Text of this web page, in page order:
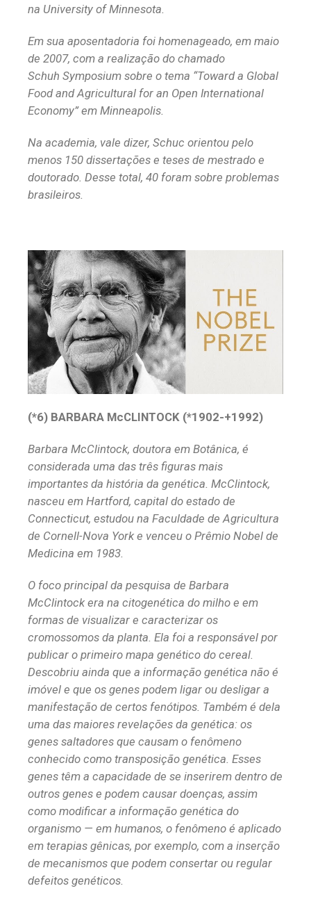
na University of Minnesota.
Em sua aposentadoria foi homenageado, em maio
de 2007, com a realização do chamado
Schuh Symposium sobre o tema “Toward a Global
Food and Agricultural for an Open International
Economy” em Minneapolis.
Na academia, vale dizer, Schuc orientou pelo
menos 150 dissertações e teses de mestrado e
doutorado. Desse total, 40 foram sobre problemas
brasileiros.
(*6) BARBARA McCLINTOCK (*1902-+1992)
Barbara McClintock, doutora em Botânica, é
considerada uma das três figuras mais
importantes da história da genética. McClintock,
nasceu em Hartford, capital do estado de
Connecticut, estudou na Faculdade de Agricultura
de Cornell-Nova York e venceu o Prêmio Nobel de
Medicina em 1983.
O foco principal da pesquisa de Barbara
McClintock era na citogenética do milho e em
formas de visualizar e caracterizar os
cromossomos da planta. Ela foi a responsável por
publicar o primeiro mapa genético do cereal.
Descobriu ainda que a informação genética não é
imóvel e que os genes podem ligar ou desligar a
manifestação de certos fenótipos. Também é dela
uma das maiores revelações da genética: os
genes saltadores que causam o fenômeno
conhecido como transposição genética. Esses
genes têm a capacidade de se inserirem dentro de
outros genes e podem causar doenças, assim
como modificar a informação genética do
organismo — em humanos, o fenômeno é aplicado
em terapias gênicas, por exemplo, com a inserção
de mecanismos que podem consertar ou regular
defeitos genéticos.